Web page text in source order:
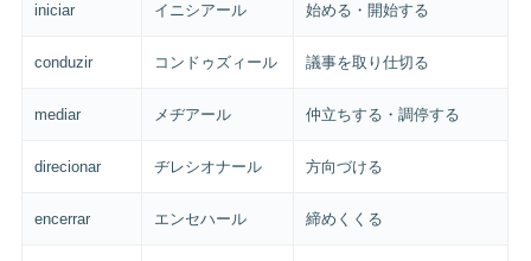
iniciar イニシアール 始める・開始する
conduzir コンドゥズィール 議事を取り仕切る
mediar メヂアール 仲立ちする・調停する
direcionar ヂレシオナール 方向づける
encerrar エンセハール 締めくくる